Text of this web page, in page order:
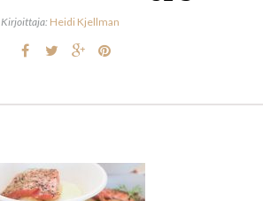
Kirjoittaja: Heidi Kjellman